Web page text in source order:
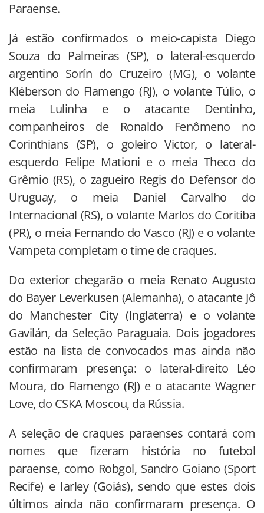
Paraense.
Já estão confirmados o meio-capista Diego
Souza do Palmeiras (SP), o lateral-esquerdo
argentino Sorín do Cruzeiro (MG), o volante
Kléberson do Flamengo (RJ), o volante Túlio, o
meia Lulinha e o atacante Dentinho,
companheiros de Ronaldo Fenômeno no
Corinthians (SP), o goleiro Victor, o lateral-
esquerdo Felipe Mationi e o meia Theco do
Grêmio (RS), o zagueiro Regis do Defensor do
Uruguay, o meia Daniel Carvalho do
Internacional (RS), o volante Marlos do Coritiba
(PR), o meia Fernando do Vasco (RJ) e o volante
Vampeta completam o time de craques.
Do exterior chegarão o meia Renato Augusto
do Bayer Leverkusen (Alemanha), o atacante Jô
do Manchester City (Inglaterra) e o volante
Gavilán, da Seleção Paraguaia. Dois jogadores
estão na lista de convocados mas ainda não
confirmaram presença: o lateral-direito Léo
Moura, do Flamengo (RJ) e o atacante Wagner
Love, do CSKA Moscou, da Rússia.
A seleção de craques paraenses contará com
nomes que fizeram história no futebol
paraense, como Robgol, Sandro Goiano (Sport
Recife) e Iarley (Goiás), sendo que estes dois
últimos ainda não confirmaram presença. O